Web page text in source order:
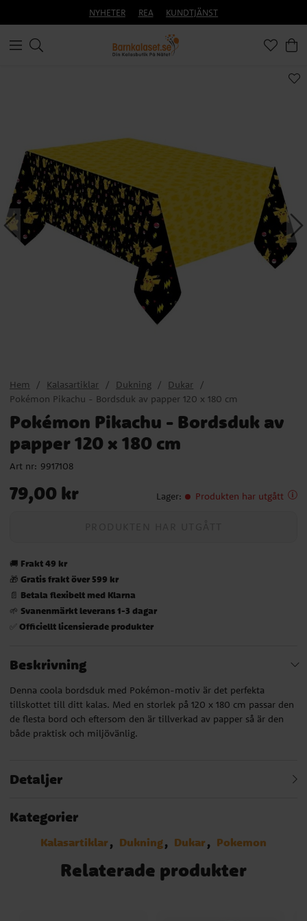
NYHETER REA KUNDTJÄNST
Hem Kalasartiklar Dukning
Dukar
Pokémon Pikachu - Bordsduk av papper 120 x 180 cm
Pokémon Pikachu - Bordsduk av
papper 120 x 180 cm
Art nr: 9917108
Pris: 79,00 kr
79,00 kr Lager: Produkten har utgått
🚚 Frakt 49 kr
🎁 Gratis frakt över 599 kr
📄 Betala flexibelt med Klarna
🌱 Svanenmärkt leverans 1-3 dagar
✅ Officiellt licensierade produkter
Beskrivning
Denna coola bordsduk med Pokémon-motiv är det perfekta
tillskottet till ditt kalas. Med en storlek på 120 x 180 cm passar den
de flesta bord och eftersom den är tillverkad av papper så är den
både praktisk och miljövänlig.
Detaljer
Kategorier
Kalasartiklar Dukning Dukar Pokemon
Relaterade produkter